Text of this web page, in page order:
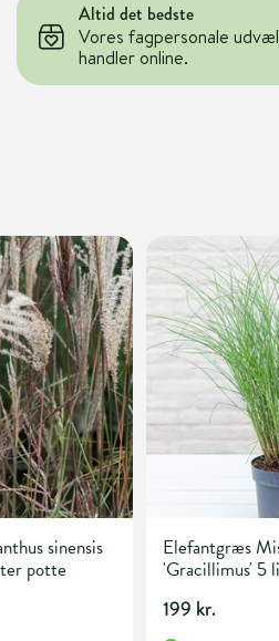
Altid det bedste
Vores fagpersonale
handler online.
sinensis
potte
Elefantgræs
'Gracillimus' 5
199 kr.